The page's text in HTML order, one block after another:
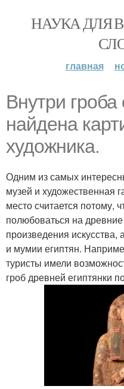
НАУКА ДЛЯ
главная
Внутри
найдена
художника.
Одним из самых
музей и художественная
место считается потому,
полюбоваться на
произведения искусства,
и мумии египтян.
туристы имели
гроб древней египтянки